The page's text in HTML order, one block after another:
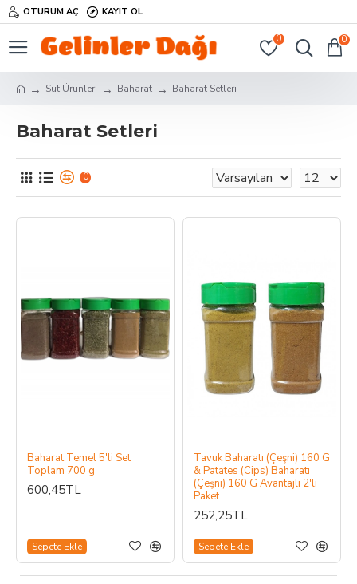
OTURUM AÇ KAYIT OL
0 0
Süt Ürünleri Baharat Baharat Setleri
Baharat Setleri
0
Baharat Temel 5'li Set
Toplam 700 g
600,45TL
Sepete Ekle
Tavuk Baharatı (Çeşni) 160 G
& Patates (Cips) Baharatı
(Çeşni) 160 G Avantajlı 2'li
Paket
252,25TL
Sepete Ekle